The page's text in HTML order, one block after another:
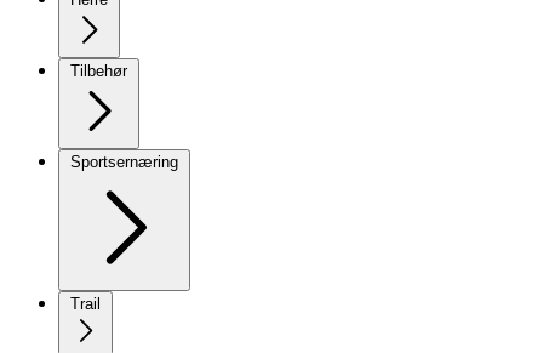
Tilbehør
Sportsernæring
Trail